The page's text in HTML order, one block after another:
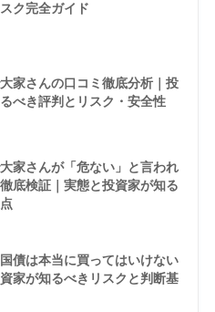
ク完全ガイド
家さんの口コミ徹底分析｜投
べき評判とリスク・安全性
家さんが「危ない」と言われ
底検証｜実態と投資家が知る
債は本当に買ってはいけない
家が知るべきリスクと判断基